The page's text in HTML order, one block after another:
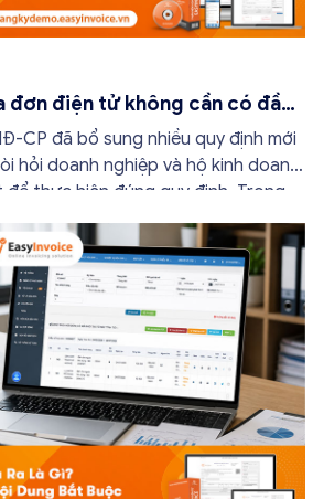
đơn điện tử không cần có đầy
2026
CP đã bổ sung nhiều quy định mới
hỏi doanh nghiệp và hộ kinh doanh
thực hiện đúng quy định. Trong
tử EasyInvoice sẽ chia sẻ 13
tử không cần […]